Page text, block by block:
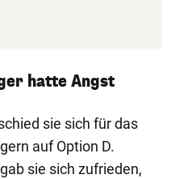
hatte Angst
sie sich für das
auf Option D.
sie sich zufrieden,